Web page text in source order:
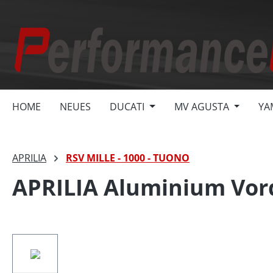
HOME NEUES DUCATI MV AGUSTA
APRILIA RSV MILLE - 1000 - TUONO
APRILIA Aluminium